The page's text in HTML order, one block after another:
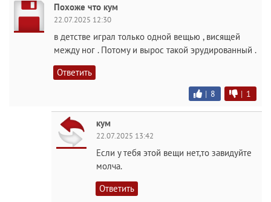
Похоже что кум
22.07.2025 12:30
в детстве играл только одной вещью , висящей
между ног . Потому и вырос такой эрудированный .
Ответить
| 8 | 1
кyм
22.07.2025 13:42
Если у тебя этой вещи нет,то завидуйте
молча.
Ответить